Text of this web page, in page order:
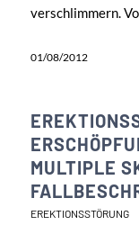
verschlimmern.
01/08/2012
MULTIPLE
EREKTIONSSTÖRUNG